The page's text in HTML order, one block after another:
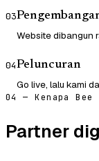
03
Website dibangun
04Peluncuran
Go live, lalu kami
04 — Kenapa Bee
Partner